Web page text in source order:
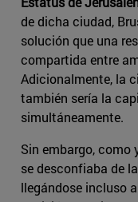
de dicha ciudad,
solución que una
compartida entre
Adicionalmente, la
también sería la
simultáneamente.
Sin embargo, como
se desconfiaba de
llegándose incluso